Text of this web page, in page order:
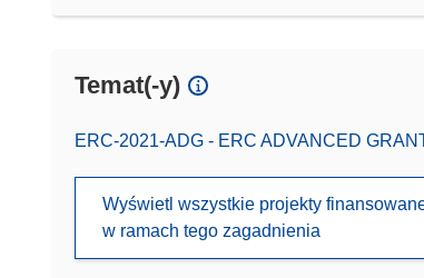
Temat(-y)
ERC-2021-ADG - ERC ADVANCED
Wyświetl wszystkie projekty
w ramach tego zagadnienia